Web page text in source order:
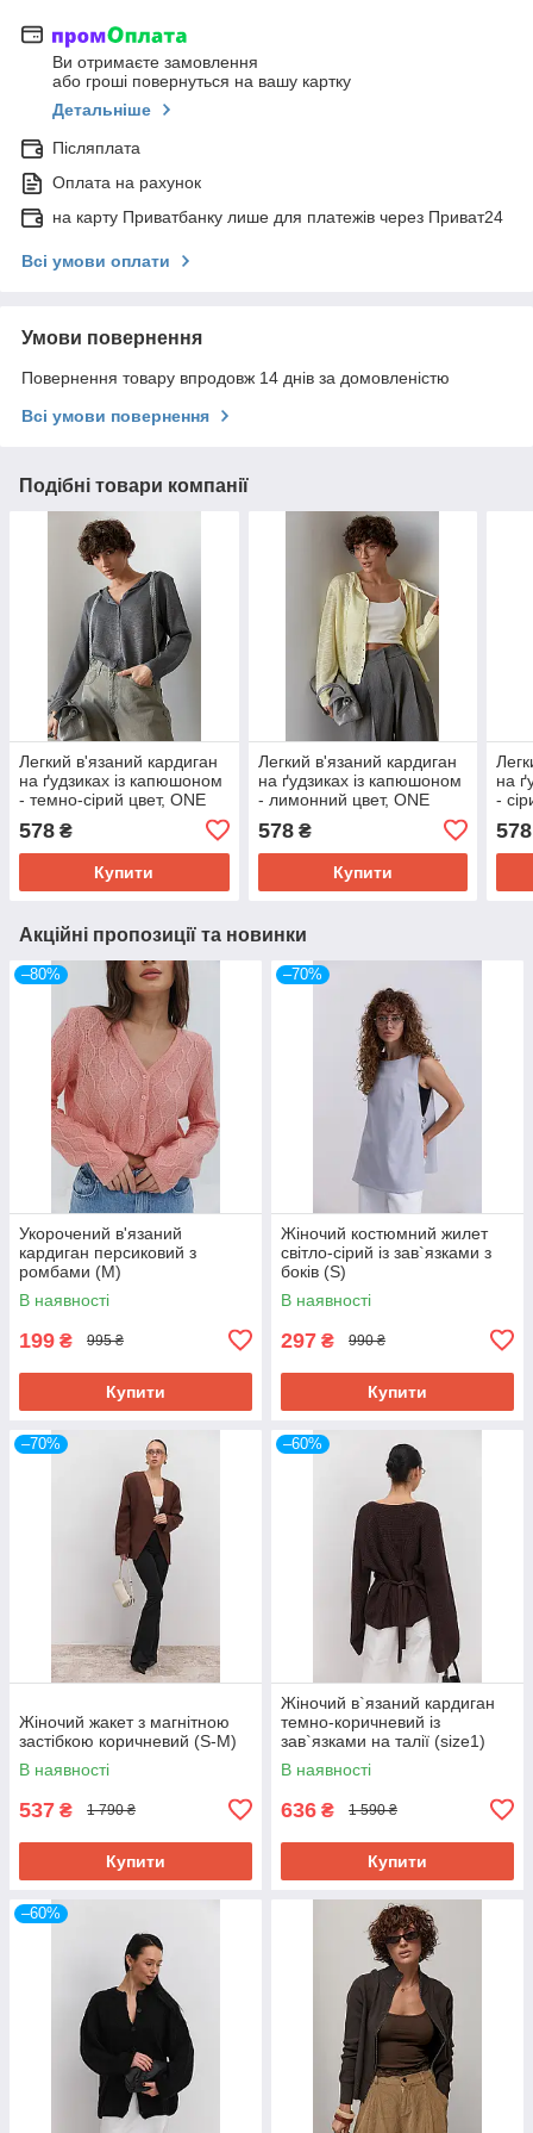
Ви отримаєте замовлення
або гроші повернуться на вашу картку
Детальніше
Післяплата
Оплата на рахунок
на карту Приватбанку лише для платежів через Приват24
Всі умови оплати
Умови повернення
Повернення товару впродовж 14 днів за домовленістю
Всі умови повернення
Подібні товари компанії
Легкий в'язаний кардиган
на ґудзиках із капюшоном
- темно-сірий цвет, ONE
578 ₴
Купити
Легкий в'язаний кардиган
на ґудзиках із капюшоном
- лимонний цвет, ONE
578₴
Купити
на
-
578
Акційні пропозиції та новинки
–80%
Укорочений в'язаний
кардиган персиковий з
ромбами (M)
В наявності
199 ₴ 995 ₴
Купити
–70%
Жіночий костюмний жилет
світло-сірий із зав`язками з
боків (S)
В наявності
297 ₴ 990 ₴
Купити
–70%
Жіночий жакет з магнітною
застібкою коричневий (S-M)
В наявності
537 ₴ 1 790 ₴
Купити
–60%
Жіночий в`язаний кардиган
темно-коричневий із
зав`язками на талії (size1)
В наявності
636 ₴ 1 590 ₴
Купити
–60%